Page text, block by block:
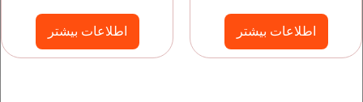
اطلاعات بیشتر اطلاعات بیشتر